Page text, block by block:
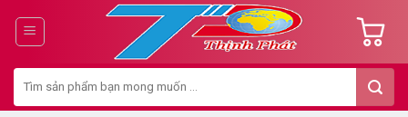
dung
kiếm: